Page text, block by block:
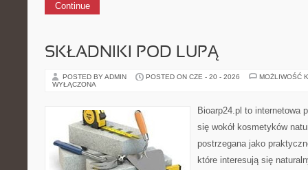
Continue
SKŁADNIKI POD LUPĄ
POSTED BY ADMIN POSTED ON CZE - 20 - 2026
MOŻLIWOŚĆ
WYŁĄCZONA
Bioarp24.pl to internetowa
się wokół kosmetyków
postrzegana jako
które interesują się